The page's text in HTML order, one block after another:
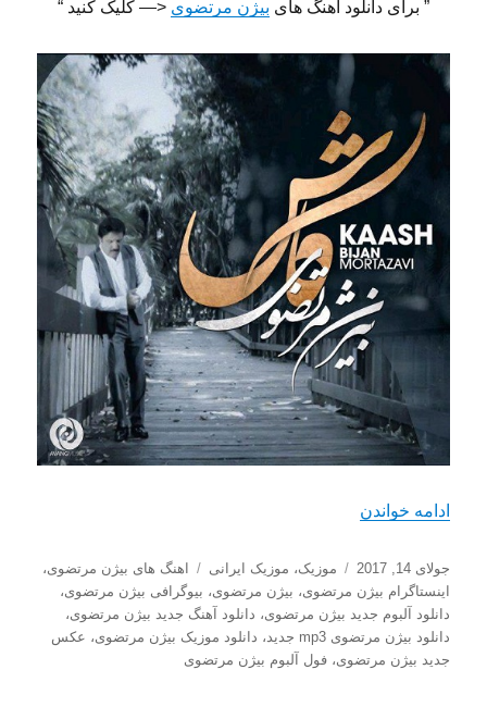
” برای دانلود آهنگ های بیژن مرتضوی <— کلیک کنید “
ادامه خواندن
ارسال
شده
در
جولای 14, 2017 دسته‌ها
موزیک، موزیک ایرانی برچسب‌ها
اهنگ های بیژن مرتضوی،
اینستاگرام بیژن مرتضوی، بیژن مرتضوی، بیوگرافی بیژن مرتضوی،
دانلود آلبوم جدید بیژن مرتضوی، دانلود آهنگ جدید بیژن مرتضوی،
دانلود بیژن مرتضوی mp3 جدید
، دانلود موزیک بیژن مرتضوی، عکس
جدید بیژن مرتضوی،فول آلبوم بیژن مرتضوی